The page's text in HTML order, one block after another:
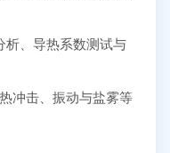
析、导热系数测试与
冲击、振动与盐雾等